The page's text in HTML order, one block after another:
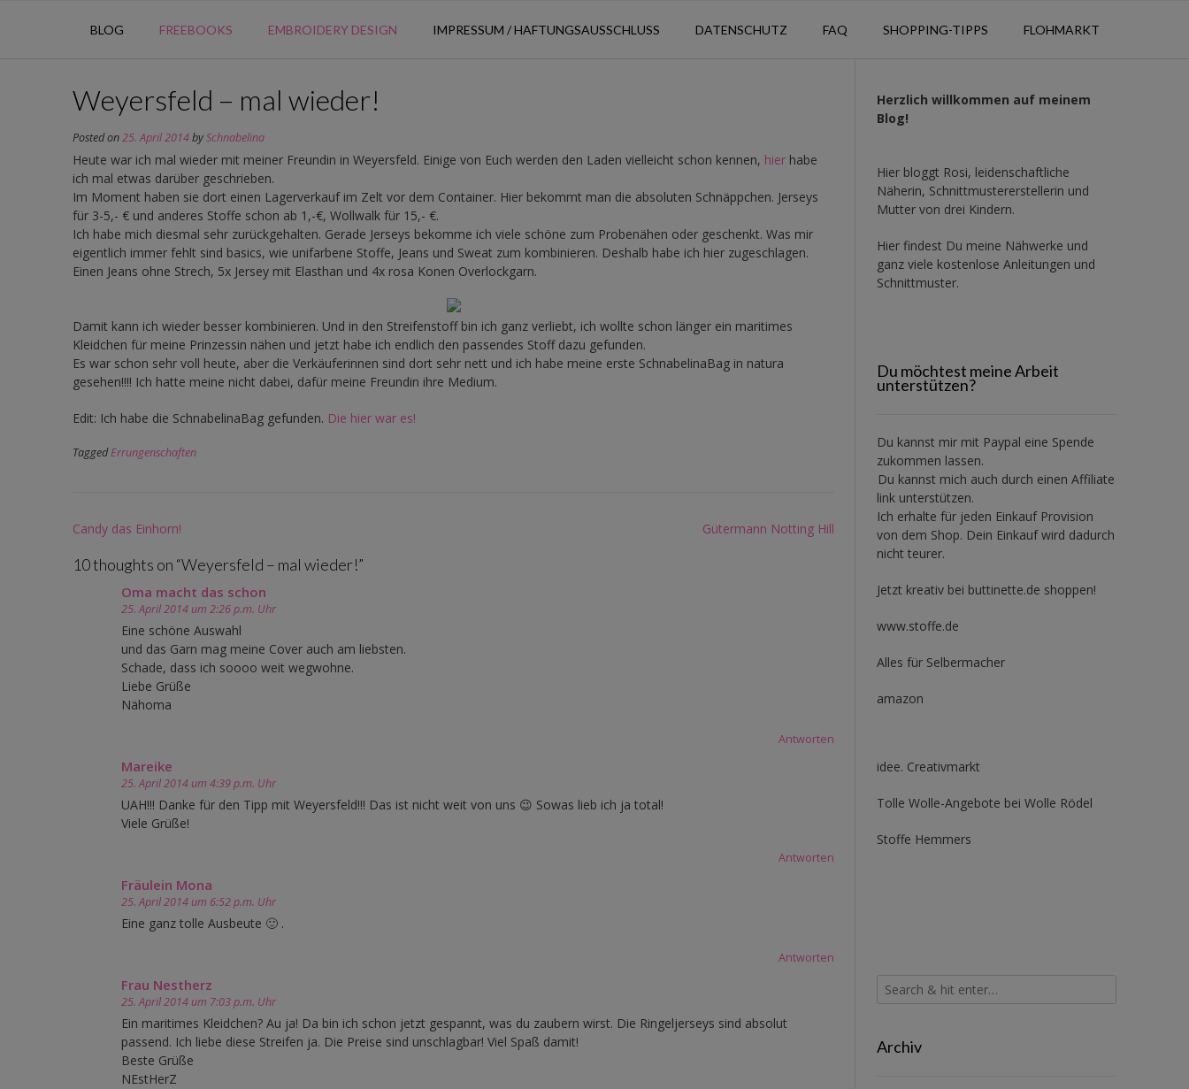
BLOG FREEBOOKS EMBROIDERY DESIGN IMPRESSUM / HAFTUNGSAUSSCHLUSS DATENSCHUTZ FAQ SHOPPING-TIPPS FLOHMARKT
Weyersfeld – mal wieder!
Posted on25. April 2014bySchnabelina
Heute war ich mal wieder mit meiner Freundin in Weyersfeld. Einige von Euch werden den Laden vielleicht schon kennen, hier habe
ich mal etwas darüber geschrieben.
Im Moment haben sie dort einen Lagerverkauf im Zelt vor dem Container. Hier bekommt man die absoluten Schnäppchen. Jerseys
für 3-5,- € und anderes Stoffe schon ab 1,-€, Wollwalk für 15,- €.
Ich habe mich diesmal sehr zurückgehalten. Gerade Jerseys bekomme ich viele schöne zum Probenähen oder geschenkt. Was mir
eigentlich immer fehlt sind basics, wie unifarbene Stoffe, Jeans und Sweat zum kombinieren. Deshalb habe ich hier zugeschlagen.
Einen Jeans ohne Strech, 5x Jersey mit Elasthan und 4x rosa Konen Overlockgarn.
Damit kann ich wieder besser kombinieren. Und in den Streifenstoff bin ich ganz verliebt, ich wollte schon länger ein maritimes
Kleidchen für meine Prinzessin nähen und jetzt habe ich endlich den passendes Stoff dazu gefunden.
Es war schon sehr voll heute, aber die Verkäuferinnen sind dort sehr nett und ich habe meine erste SchnabelinaBag in natura
gesehen!!!! Ich hatte meine nicht dabei, dafür meine Freundin ihre Medium.
Edit: Ich habe die SchnabelinaBag gefunden. Die hier war es!
TaggedErrungenschaften
Post
Candy das Einhorn! Gütermann Notting Hill
10 thoughts on “Weyersfeld – mal wieder!”
Oma macht das schon
25. April 2014 um 2:26 p.m. Uhr
Eine schöne Auswahl
und das Garn mag meine Cover auch am liebsten.
Schade, dass ich soooo weit wegwohne.
Liebe Grüße
Nähoma
Antworten
Mareike
25. April 2014 um 4:39 p.m. Uhr
UAH!!! Danke für den Tipp mit Weyersfeld!!! Das ist nicht weit von uns 😉 Sowas lieb ich ja total!
Viele Grüße!
Antworten
Fräulein Mona
25. April 2014 um 6:52 p.m. Uhr
Eine ganz tolle Ausbeute 🙂 .
Antworten
Frau Nestherz
25. April 2014 um 7:03 p.m. Uhr
Ein maritimes Kleidchen? Au ja! Da bin ich schon jetzt gespannt, was du zaubern wirst. Die Ringeljerseys sind absolut
passend. Ich liebe diese Streifen ja. Die Preise sind unschlagbar! Viel Spaß damit!
Beste Grüße
NEstHerZ
Herzlich willkommen auf meinem
Blog!
Hier bloggt Rosi, leidenschaftliche
Näherin, Schnittmustererstellerin und
Mutter von drei Kindern.
Hier findest Du meine Nähwerke und
ganz viele kostenlose Anleitungen und
Schnittmuster.
Du möchtest meine Arbeit
unterstützen?
Du kannst mir mit Paypal eine Spende
zukommen lassen.
Du kannst mich auch durch einen Affiliate
link unterstützen.
Ich erhalte für jeden Einkauf Provision
von dem Shop. Dein Einkauf wird dadurch
nicht teurer.
Jetzt kreativ bei buttinette.de shoppen!
www.stoffe.de
Alles für Selbermacher
amazon
idee. Creativmarkt
Tolle Wolle-Angebote bei Wolle Rödel
Stoffe Hemmers
Archiv